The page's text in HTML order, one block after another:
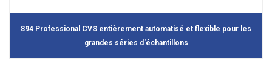
894 Professional CVS entièrement automatisé et flexible pour les
grandes séries d'échantillons